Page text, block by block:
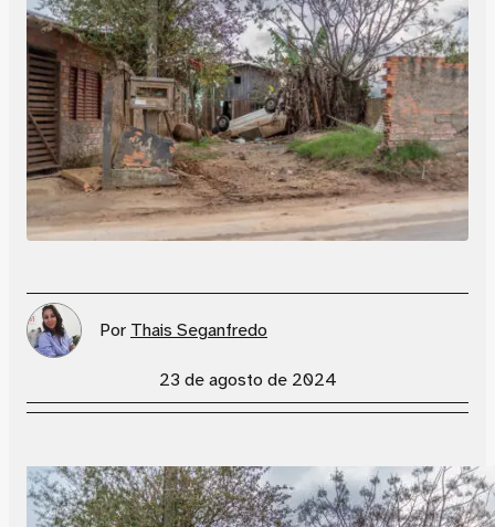
Por Thais Seganfredo
23 de agosto de 2024